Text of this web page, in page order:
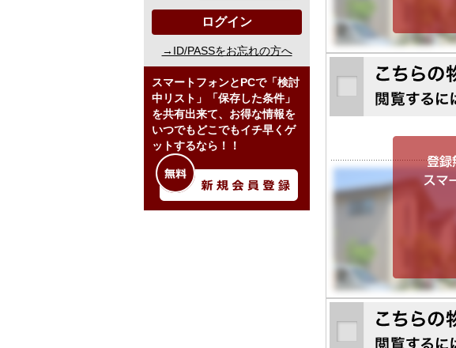
ログイン
→ID/PASSをお忘れの方へ
スマートフォンとPCで「検討
中リスト」「保存した条件」
を共有出来て、お得な情報を
いつでもどこでもイチ早くゲ
ットするなら！！